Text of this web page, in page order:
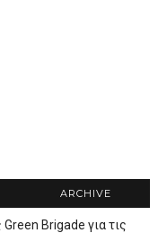
ARCHIVE
Brigade για τις